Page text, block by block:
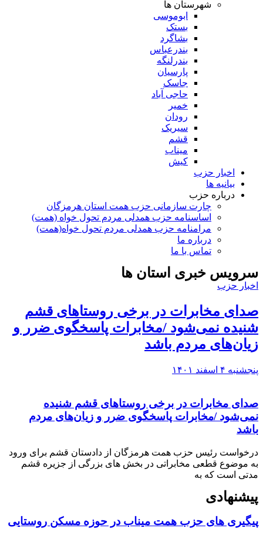
شهرستان ها
ابوموسی
بستک
بشاگرد
بندرعباس
بندرلنگه
پارسیان
جاسک
حاجی آباد
خمیر
رودان
سیریک
قشم
میناب
کیش
اخبار حزب
بیانیه ها
درباره حزب
چارت سازمانی حزب همت استان هرمزگان
اساسنامه حزب همدلی مردم تحول خواه (همت)
مرامنامه حزب همدلی مردم تحول خواه(همت)
درباره ما
تماس با ما
سرویس خبری استان ها
اخبار حزب
صدای مخابرات در برخی روستاهای قشم
شنیده نمی‌شود /مخابرات پاسخگوی ضرر و
زیان‌های مردم باشد
پنجشنبه ۴ اسفند ۱۴۰۱
صدای مخابرات در برخی روستاهای قشم شنیده
نمی‌شود /مخابرات پاسخگوی ضرر و زیان‌های مردم
باشد
درخواست رئیس حزب همت هرمزگان از دادستان قشم برای ورود
به موضوع قطعی مخابراتی در بخش های بزرگی از جزیره قشم
مدتی است که به
پیشنهادی
پیگیری های حزب همت میناب در حوزه مسکن روستایی